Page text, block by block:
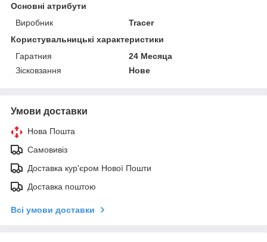
Основні атрибути
Виробник
Tracer
Користувальницькі характеристики
Гаратния
24 Месяца
Зісковзання
Нове
Умови доставки
Нова Пошта
Самовивіз
Доставка кур'єром Нової Пошти
Доставка поштою
Всі умови доставки